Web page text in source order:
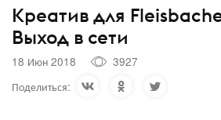
Креатив для
Выход в сети
18 Июн 2018
3927
Поделиться: